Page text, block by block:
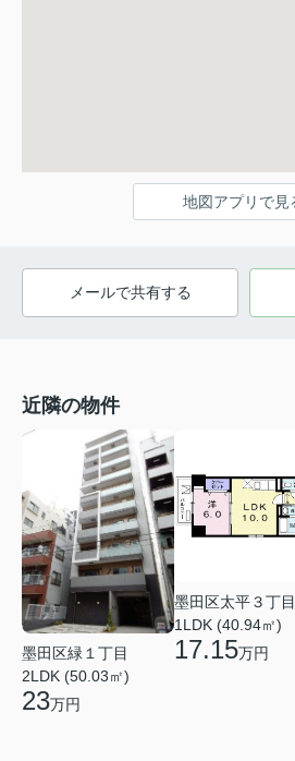
地図アプリで見
メールで共有する
近隣の物件
墨田区緑１丁目
2LDK (50.03㎡)
23万円
墨田区太平３丁目
1LDK (40.94㎡)
17.15万円